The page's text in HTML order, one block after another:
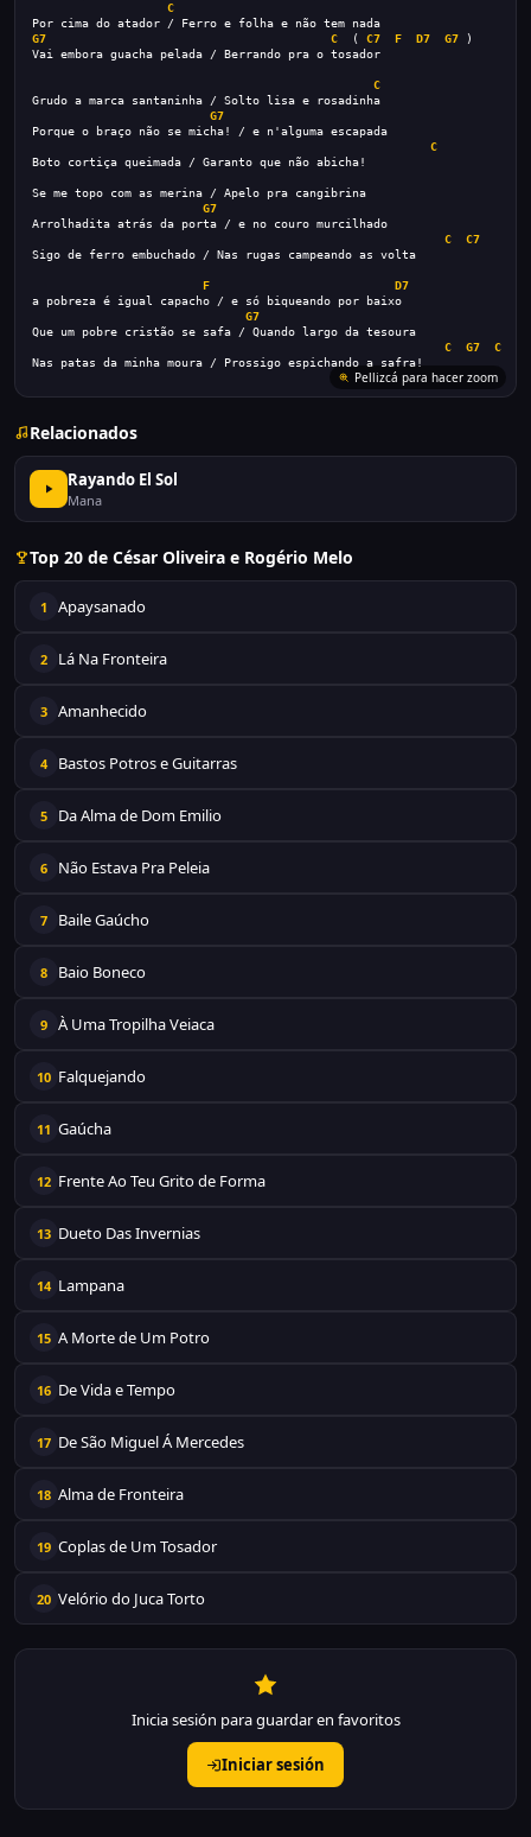
C
Por cima do atador / Ferro e folha e não tem nada
G7
C ( C7 F D7 G7 )
Vai embora guacha pelada / Berrando pra o tosador
C
Grudo a marca santaninha / Solto lisa e rosadinha
G7
Porque o braço não se micha! / e n'alguma escapada
C
Boto cortiça queimada / Garanto que não abicha!
Se me topo com as merina / Apelo pra cangibrina
G7
Arrolhadita atrás da porta / e no couro murcilhado
C
C7
Sigo de ferro embuchado / Nas rugas campeando as volta
F
D7
a pobreza é igual capacho / e só biqueando por baixo
G7
Que um pobre cristão se safa / Quando largo da tesoura
C
G7
C
Nas patas da minha moura / Prossigo espichando a safra!
Pellizcá para hacer zoom
Relacionados
Rayando El Sol
Mana
Top 20 de César Oliveira e Rogério Melo
1 Apaysanado
2 Lá Na Fronteira
3 Amanhecido
4 Bastos Potros e Guitarras
5 Da Alma de Dom Emilio
6 Não Estava Pra Peleia
7 Baile Gaúcho
8 Baio Boneco
9 À Uma Tropilha Veiaca
10 Falquejando
11 Gaúcha
12 Frente Ao Teu Grito de Forma
13 Dueto Das Invernias
14 Lampana
15 A Morte de Um Potro
16 De Vida e Tempo
17 De São Miguel Á Mercedes
18 Alma de Fronteira
19 Coplas de Um Tosador
20 Velório do Juca Torto
Inicia sesión para guardar en favoritos
Iniciar sesión